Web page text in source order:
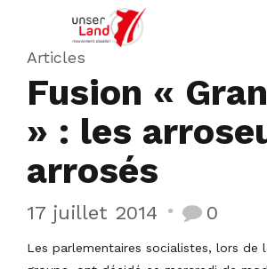
Articles
Fusion «
» : les
arrosés
17 juillet 2014 0
Les parlementaires socialistes, lors de